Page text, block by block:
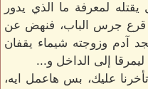
يقتله لمعرفة ما الذي يدور
قرع جرس الباب، فنهض عن
آدم وزوجته شيماء يقفان
إلى الداخل و...
عليك، بس هاعمل ايه،